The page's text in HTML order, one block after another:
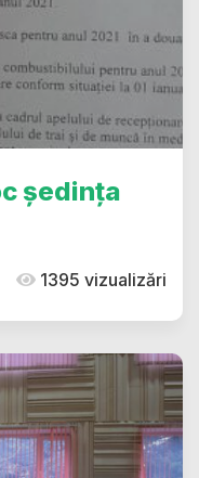
ședința
1395 vizualizări